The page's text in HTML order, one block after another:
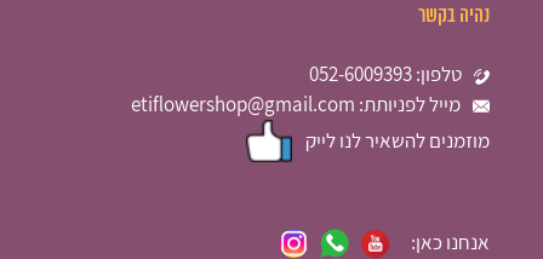
נהיה בקשר
טלפון: 052-6009393
מייל לפניותת: etiflowershop@gmail.com
מוזמנים להשאיר לנו לייק
אנחנו כאן: